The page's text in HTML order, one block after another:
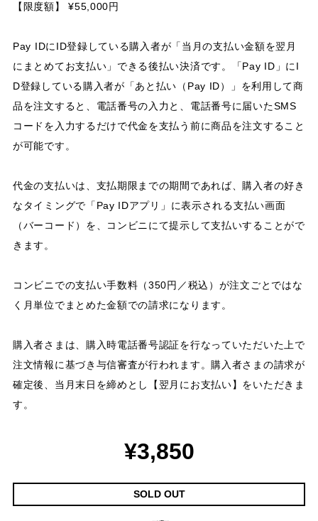
【限度額】 ¥55,000円
Pay IDにID登録している購入者が「当月の支払い金額を翌月
にまとめてお支払い」できる後払い決済です。「Pay ID」にI
D登録している購入者が「あと払い（Pay ID）」を利用して商
品を注文すると、電話番号の入力と、電話番号に届いたSMS
コードを入力するだけで代金を支払う前に商品を注文すること
が可能です。
代金の支払いは、支払期限までの期間であれば、購入者の好き
なタイミングで「Pay IDアプリ」に表示される支払い画面
（バーコード）を、コンビニにて提示して支払いすることがで
きます。
コンビニでの支払い手数料（350円／税込）が注文ごとではな
く月単位でまとめた金額での請求になります。
購入者さまは、購入時電話番号認証を行なっていただいた上で
注文情報に基づき与信審査が行われます。購入者さまの請求が
確定後、当月末日を締めとし【翌月にお支払い】をいただきま
す。
¥3,850
SOLD OUT